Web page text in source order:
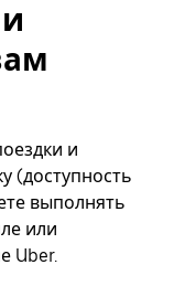
и
(доступность
выполнять
или
Uber.